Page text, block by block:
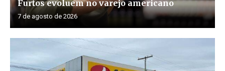
Furtos evoluem no varejo americano
7 de agosto de 2026